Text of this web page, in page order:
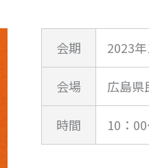
会期 2023
会場 広島県
時間 10：